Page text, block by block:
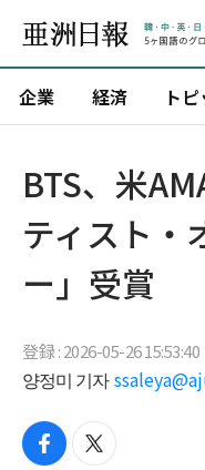
企業 経済 ト
BTS、米
ティスト・
ー」受賞
登録 : 2026-05-26 15:53:40
양정미 기자
f
t